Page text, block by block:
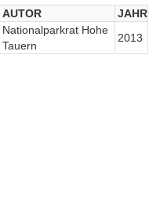
AUTOR
JAHR
Nationalparkrat Hohe
Tauern
2013